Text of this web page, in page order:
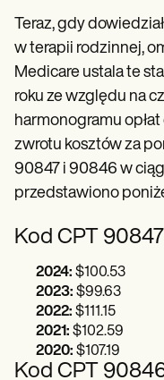
Teraz, gdy
w terapii rodzinnej,
Medicare ustala te
roku ze względu na
harmonogramu
zwrotu kosztów za
90847 i 90846 w
przedstawiono
Kod CPT 90847
2024: $100.53
2023: $99.63
2022: $111.15
2021: $102.59
2020: $107.19
Kod CPT